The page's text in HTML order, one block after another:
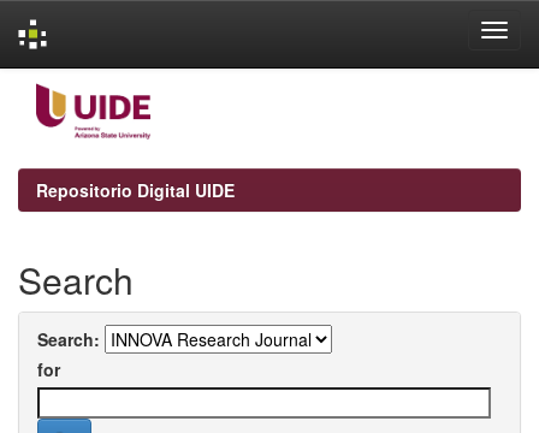
navigation
Repositorio Digital UIDE
Search
Search:
for